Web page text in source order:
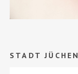
STADT JÜCHEN